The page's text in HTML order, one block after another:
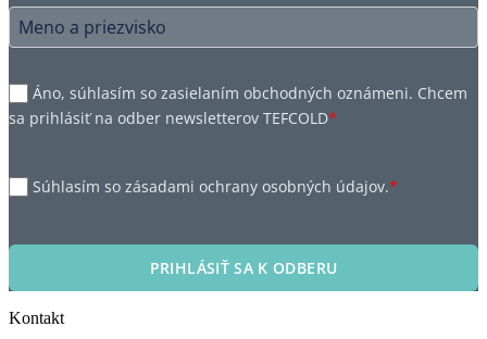
Áno, súhlasím so zasielaním obchodných oznámeni. Chcem
sa prihlásiť na odber newsletterov TEFCOLD*
Súhlasím so zásadami ochrany osobných údajov.*
PRIHLÁSIŤ SA K ODBERU
Kontakt